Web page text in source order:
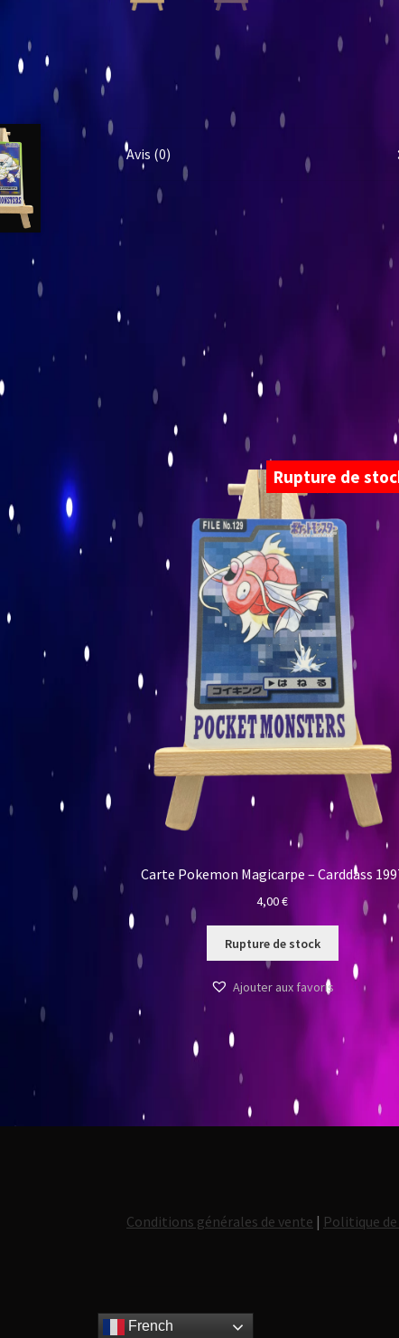
Avis (0)
Rupture de
Carte Pokemon Magicarpe – Carddass
4,00€
Rupture de stock
Ajouter aux favoris
Conditions générales de vente | Politique
French